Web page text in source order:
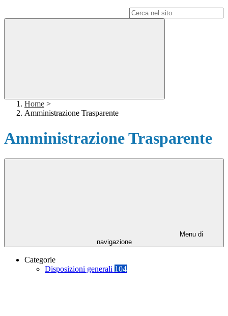
Home >
Amministrazione Trasparente
Amministrazione Trasparente
Menu di
navigazione
Categorie
Disposizioni generali 104